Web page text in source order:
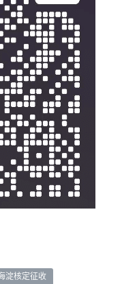
淀核定征收